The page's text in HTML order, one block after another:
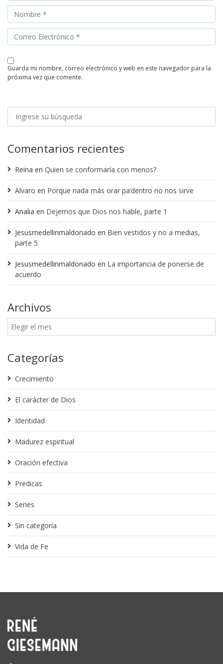
guarda mi nombre, correo electrónico y web en este navegador para la
próxima vez que comente.
Comentarios recientes
Reina en Quien se conformaría con menos?
Alvaro en Porque nada más orar pa’dentro no nos sirve
Analia en Dejemos que Dios nos hable, parte 1
Jesusmedellinmaldonado en Bien vestidos y no a medias,
parte 5
Jesusmedellinmaldonado en La importancia de ponerse de
acuerdo
Archivos
Categorías
Crecimiento
El carácter de Dios
Identidad
Madurez espiritual
Oración efectiva
Predicas
Series
Sin categoría
Vida de Fe